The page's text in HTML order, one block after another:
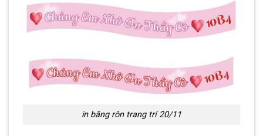
in băng rôn trang trí 20/11